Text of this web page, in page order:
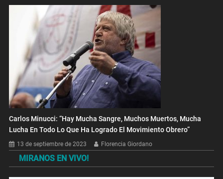
Carlos Minucci: “Hay Mucha Sangre, Muchos Muertos, Mucha
Lucha En Todo Lo Que Ha Logrado El Movimiento Obrero”
13 de septiembre de 2023 Florencia Giordano
MIRANOS EN VIVO!